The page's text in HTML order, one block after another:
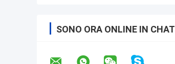
SONO ORA ONLINE IN CHAT